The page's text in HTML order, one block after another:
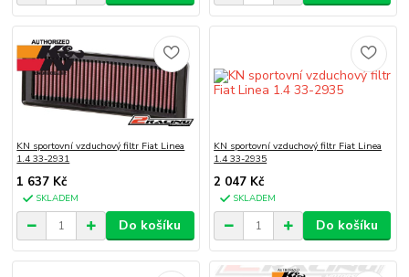
KN sportovní vzduchový filtr Fiat Linea
1.4 33-2931
1 637 Kč
SKLADEM
Do košíku
KN sportovní vzduchový filtr Fiat Linea
1.4 33-2935
2 047 Kč
SKLADEM
Do košíku